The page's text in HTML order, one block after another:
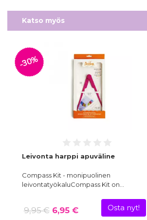
Katso myös
-30%
Leivonta harppi apuväline
Compass Kit - monipuolinen
leivontatyökaluCompass Kit on…
9,95 €6,95 € Osta nyt!